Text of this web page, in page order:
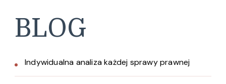
BLOG
Indywidualna analiza każdej sprawy prawnej